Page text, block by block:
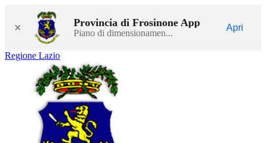
× Provincia di Frosinone App
Piano di dimensionamen...
Apri
Regione Lazio